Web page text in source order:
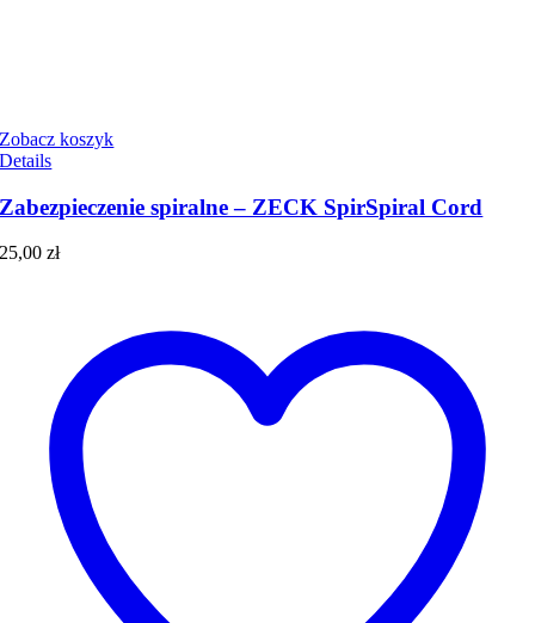
Zobacz koszyk
Details
Zabezpieczenie spiralne – ZECK SpirSpiral Cord
25,00zł